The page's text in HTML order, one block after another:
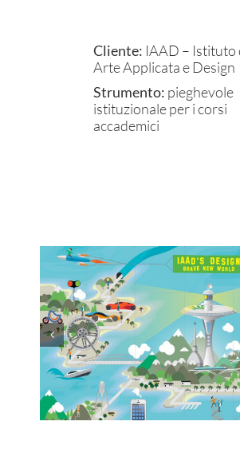
Cliente: IAAD – Istituto
Arte Applicata e Design
Strumento: pieghevole
istituzionale per i corsi
accademici